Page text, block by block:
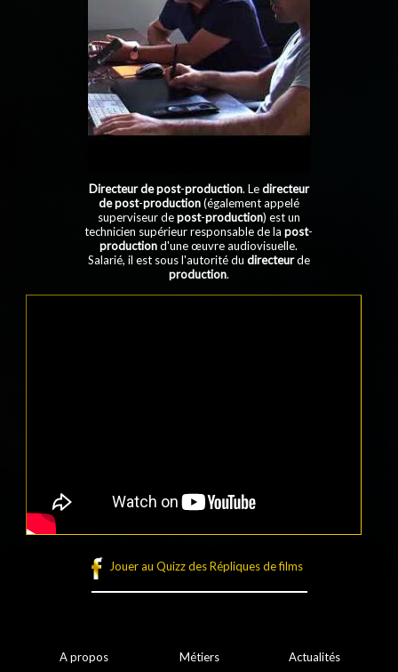
Directeur de post-production. Ledirecteur
de post-production(également appelé
superviseur depost-production) est un
technicien supérieur responsable de lapost-
productiond'une œuvre audiovisuelle.
Salarié, il est sous l'autorité du directeurde
production.
Jouer au Quizz des Répliques de films
A propos Métiers Actualités